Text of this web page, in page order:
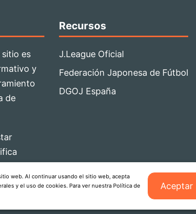
es
y
de
Recursos
J.League Oficial
Federación Japonesa de Fútbol
DGOJ España
web. Al continuar usando el sitio web, acepta
y el uso de cookies. Para ver nuestra Política de
Aceptar